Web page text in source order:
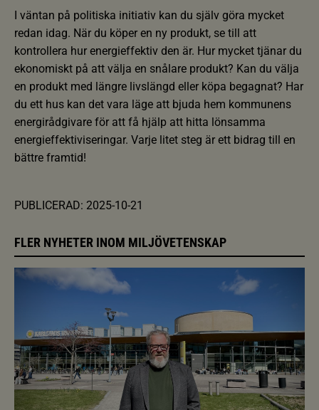
I väntan på politiska initiativ kan du själv göra mycket
redan idag. När du köper en ny produkt, se till att
kontrollera hur energieffektiv den är. Hur mycket tjänar du
ekonomiskt på att välja en snålare produkt? Kan du välja
en produkt med längre livslängd eller köpa begagnat? Har
du ett hus kan det vara läge att bjuda hem kommunens
energirådgivare för att få hjälp att hitta lönsamma
energieffektiviseringar. Varje litet steg är ett bidrag till en
bättre framtid!
PUBLICERAD: 2025-10-21
FLER NYHETER INOM MILJÖVETENSKAP